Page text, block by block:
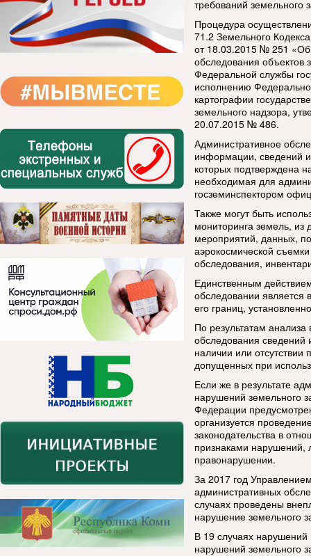
требований земельного
Процедура
71.2 Земельного
от 18.03.2015 № 251 «Об
обследования
Федеральной службы
исполнению
картографии
земельного надзора,
20.07.2015 № 486.
Административное
информации, сведений
которых подтверждена
необходимая для
госземинспектором
Также могут быть
мониторинга земель,
мероприятий, данных,
аэрокосмической
обследования,
Единственным
обследовании является
его границ,
По результатам
обследования
наличии или отсутствии
допущенных при
Если же в результате
нарушений земельного
Федерации
организуется
законодательства в
признаками нарушений,
правонарушении.
За 2017 год
административных
случаях проведены
нарушение земельного
В 19 случаях нарушений
нарушений земельного